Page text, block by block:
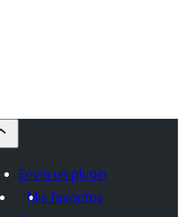
Envía un plugin
Mis favoritos